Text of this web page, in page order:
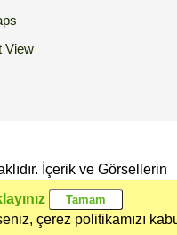
View
çerez politikamızı
İçerik ve Görsellerin
Yasaktır.